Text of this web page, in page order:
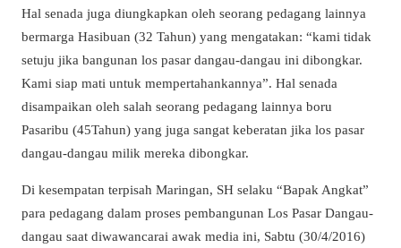
Hal senada juga diungkapkan oleh seorang pedagang lainnya
bermarga Hasibuan (32 Tahun) yang mengatakan: “kami tidak
setuju jika bangunan los pasar dangau-dangau ini dibongkar.
Kami siap mati untuk mempertahankannya”. Hal senada
disampaikan oleh salah seorang pedagang lainnya boru
Pasaribu (45Tahun) yang juga sangat keberatan jika los pasar
dangau-dangau milik mereka dibongkar.
Di kesempatan terpisah Maringan, SH selaku “Bapak Angkat”
para pedagang dalam proses pembangunan Los Pasar Dangau-
dangau saat diwawancarai awak media ini, Sabtu (30/4/2016)